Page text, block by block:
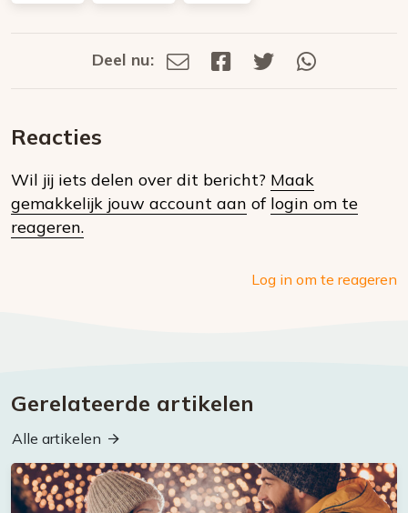
Deel
social
media
Deel nu:
Deel
Deel
Deel
Reacties
Wil jij iets delen over dit bericht? Maak
gemakkelijk jouw account aan of login om te
reageren.
Log in om te reageren
Gerelateerde artikelen
Alle artikelen